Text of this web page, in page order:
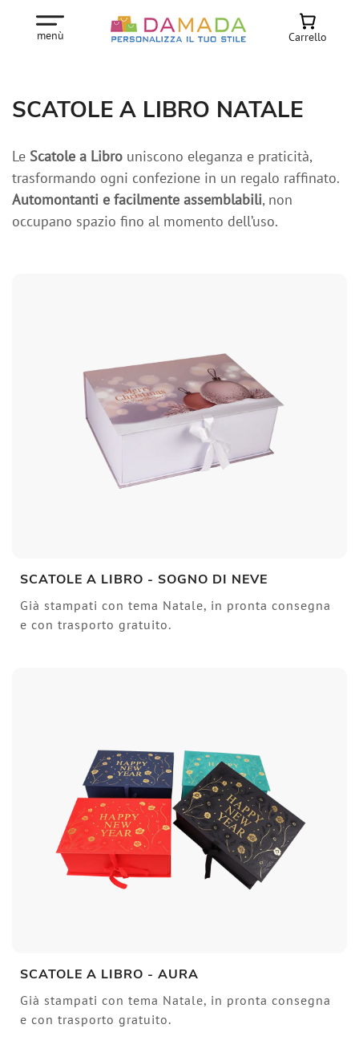
menù Carrello
SCATOLE A LIBRO NATALE
Le Scatole a Libro uniscono eleganza e praticità,
trasformando ogni confezione in un regalo raffinato.
Automontanti e facilmente assemblabili, non
occupano spazio fino al momento dell’uso.
SCATOLE A LIBRO - SOGNO DI NEVE
Già stampati con tema Natale, in pronta consegna
e con trasporto gratuito.
SCATOLE A LIBRO - AURA
Già stampati con tema Natale, in pronta consegna
e con trasporto gratuito.